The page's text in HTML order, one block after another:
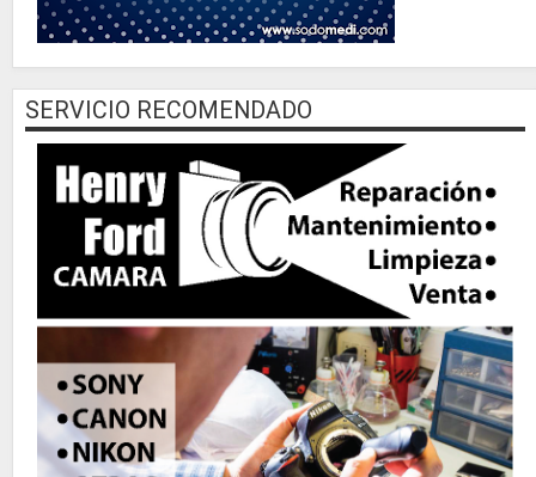
SERVICIO RECOMENDADO